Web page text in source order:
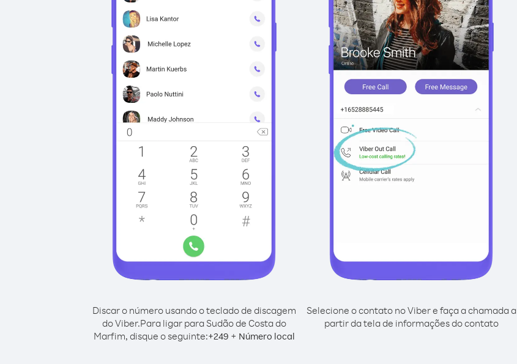
Discar o número usando o teclado de discagem
do Viber.Para ligar para Sudão de Costa do
Marfim, disque o seguinte:+249 + Número local
Selecione o contato no Viber e faça a chamada a
partir da tela de informações do contato